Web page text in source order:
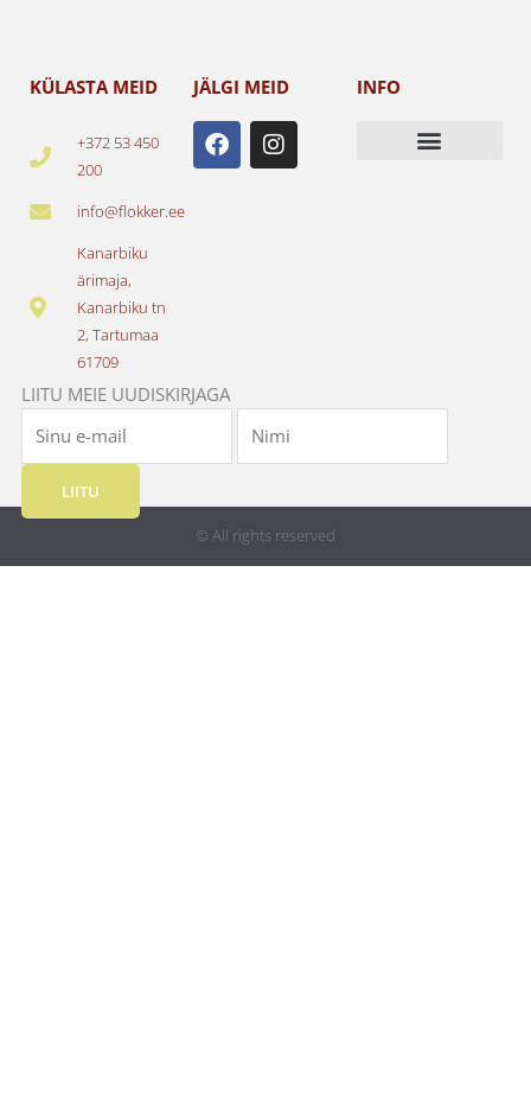
KÜLASTA MEID
+372 53 450
200
info@flokker.ee
Kanarbiku
ärimaja,
Kanarbiku tn
2, Tartumaa
61709
JÄLGI MEID
F
a
c
I
n
s
INFO
LIITU MEIE UUDISKIRJAGA
LIITU
© All rights reserved